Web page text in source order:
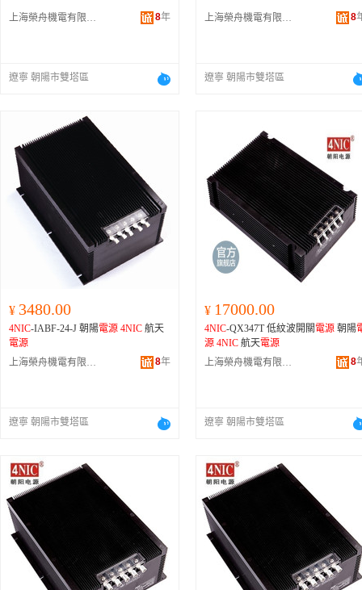
上海榮舟機電有限公司 8年
遼寧 朝陽市雙塔區
上海榮舟機電有限公司 8
遼寧 朝陽市雙塔區
¥ 3480.00
4NIC-IABF-24-J 朝陽電源 4NIC 航天
電源
上海榮舟機電有限公司
8年
遼寧 朝陽市雙塔區
¥ 17000.00
4NIC-QX347T 低紋波開關 電源 朝陽
源 4NIC 航天電源
上海榮舟機電有限公司
8
遼寧 朝陽市雙塔區